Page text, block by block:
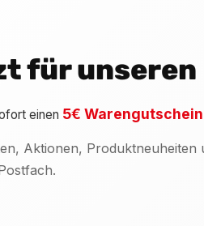
für
einen 5€ Warengutschein
Aktionen, Produktneuheiten